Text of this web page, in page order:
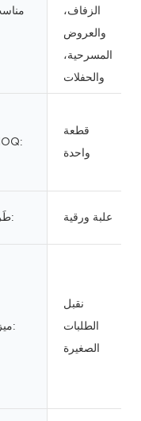
الزفاف،
والعروض
المسرحية،
والحفلات
قطعة
واحدة
طَرد: علبة ورقية
ميزة:
نقبل
الطلبات
الصغيرة